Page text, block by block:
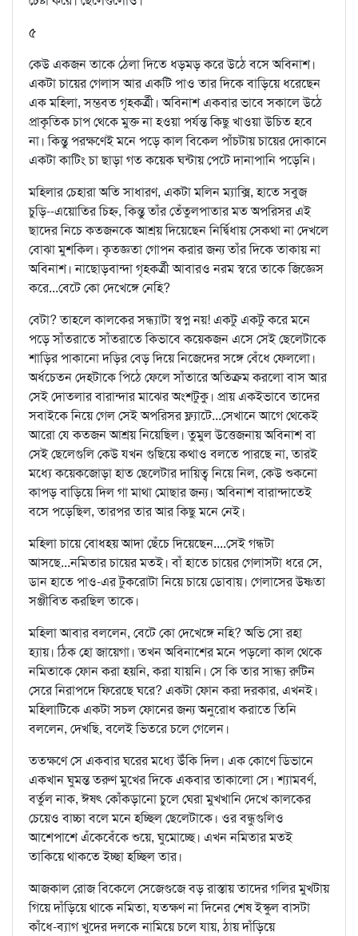
৫
কেউ একজন তাকে ঠেলা দিতে ধড়মড় করে উঠে বসে অবিনাশ।
একটা চায়ের গেলাস আর একটি পাও তার দিকে বাড়িয়ে ধরেছেন
এক মহিলা, সম্ভবত গৃহকর্ত্রী। অবিনাশ একবার ভাবে সকালে উঠে
প্রাকৃতিক চাপ থেকে মুক্ত না হওয়া পর্যন্ত কিছু খাওয়া উচিত হবে
না। কিন্তু পরক্ষণেই মনে পড়ে কাল বিকেল পাঁচটায় চায়ের দোকানে
একটা কাটিং চা ছাড়া গত কয়েক ঘন্টায় পেটে দানাপানি পড়েনি।
মহিলার চেহারা অতি সাধারণ, একটা মলিন ম্যাক্সি, হাতে সবুজ
চুড়ি--এয়োতির চিহ্ন, কিন্তু তাঁর তেঁতুলপাতার মত অপরিসর এই
ছাদের নিচে কতজনকে আশ্রয় দিয়েছেন নির্দ্বিধায় সেকথা না দেখলে
বোঝা মুশকিল। কৃতজ্ঞতা গোপন করার জন্য তাঁর দিকে তাকায় না
অবিনাশ। নাছোড়বান্দা গৃহকর্ত্রী আবারও নরম স্বরে তাকে জিজ্ঞেস
করে...বেটে কো দেখেঙ্গে নেহি?
বেটা? তাহলে কালকের সন্ধ্যাটা স্বপ্ন নয়! একটু একটু করে মনে
পড়ে সাঁতরাতে সাঁতরাতে কিভাবে কয়েকজন এসে সেই ছেলেটাকে
শাড়ির পাকানো দড়ির বেড় দিয়ে নিজেদের সঙ্গে বেঁধে ফেললো।
অর্ধচেতন দেহটাকে পিঠে ফেলে সাঁতারে অতিক্রম করলো বাস আর
সেই দোতলার বারান্দার মাঝের অংশটুকু। প্রায় একইভাবে তাদের
সবাইকে নিয়ে গেল সেই অপরিসর ফ্ল্যাটে...সেখানে আগে থেকেই
আরো যে কতজন আশ্রয় নিয়েছিল। তুমুল উত্তেজনায় অবিনাশ বা
সেই ছেলেগুলি কেউ যখন গুছিয়ে কথাও বলতে পারছে না, তারই
মধ্যে কয়েকজোড়া হাত ছেলেটার দায়িত্ব নিয়ে নিল, কেউ শুকনো
কাপড় বাড়িয়ে দিল গা মাথা মোছার জন্য। অবিনাশ বারান্দাতেই
বসে পড়েছিল, তারপর তার আর কিছু মনে নেই।
মহিলা চায়ে বোধহয় আদা ছেঁচে দিয়েছেন....সেই গন্ধটা
আসছে...নমিতার চায়ের মতই। বাঁ হাতে চায়ের গেলাসটা ধরে সে,
ডান হাতে পাও-এর টুকরোটা নিয়ে চায়ে ডোবায়। গেলাসের উষ্ণতা
সঞ্জীবিত করছিল তাকে।
মহিলা আবার বললেন, বেটে কো দেখেঙ্গে নহি? অভি সো রহা
হ্যায়। ঠিক হো জায়েগা। তখন অবিনাশের মনে পড়লো কাল থেকে
নমিতাকে ফোন করা হয়নি, করা যায়নি। সে কি তার সান্ধ্য রুটিন
সেরে নিরাপদে ফিরেছে ঘরে? একটা ফোন করা দরকার, এখনই।
মহিলাটিকে একটা সচল ফোনের জন্য অনুরোধ করাতে তিনি
বললেন, দেখছি, বলেই ভিতরে চলে গেলেন।
ততক্ষণে সে একবার ঘরের মধ্যে উঁকি দিল। এক কোণে ডিভানে
একখান ঘুমন্ত তরুণ মুখের দিকে একবার তাকালো সে। শ্যামবর্ণ,
বর্তুল নাক, ঈষৎ কোঁকড়ানো চুলে ঘেরা মুখখানি দেখে কালকের
চেয়েও বাচ্চা বলে মনে হচ্ছিল ছেলেটাকে। ওর বন্ধুগুলিও
আশেপাশে এঁকেবেঁকে শুয়ে, ঘুমোচ্ছে। এখন নমিতার মতই
তাকিয়ে থাকতে ইচ্ছা হচ্ছিল তার।
আজকাল রোজ বিকেলে সেজেগুজে বড় রাস্তায় তাদের গলির মুখটায়
গিয়ে দাঁড়িয়ে থাকে নমিতা, যতক্ষণ না দিনের শেষ ইস্কুল বাসটা
কাঁধে-ব্যাগ খুদের দলকে নামিয়ে চলে যায়, ঠায় দাঁড়িয়ে